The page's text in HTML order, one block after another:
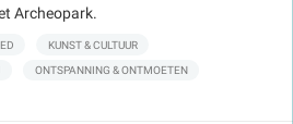
Archeopark.
KUNST & CULTUUR
ONTSPANNING & ONTMOETEN